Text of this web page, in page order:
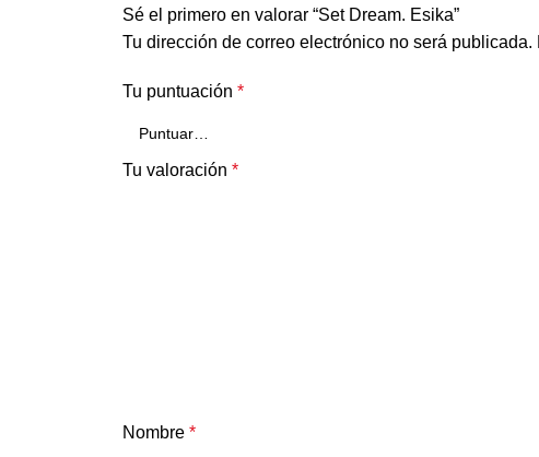
Sé el primero en valorar “Set Dream. Esika”
Tu dirección de correo electrónico no será publicada.
Tu puntuación *
Tu valoración *
Nombre *